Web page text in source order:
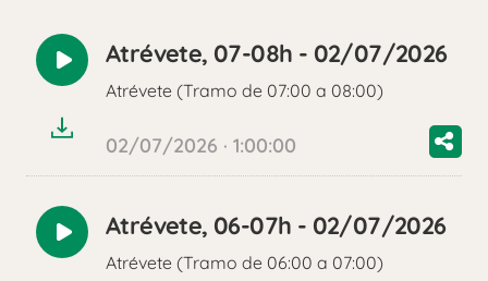
Reproducir
audio
Atrévete, 07-08h - 02/07/2026
Atrévete (Tramo de 07:00 a 08:00)
02/07/2026 · 1:00:00
Reproducir
audio
Atrévete, 06-07h - 02/07/2026
Atrévete (Tramo de 06:00 a 07:00)